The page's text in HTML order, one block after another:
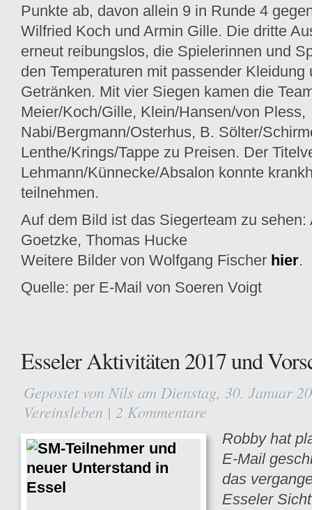
Punkte ab, davon allein 9 in Runde 4
Wilfried Koch und Armin Gille. Die dritte
erneut reibungslos, die Spielerinnen und
den Temperaturen mit passender Kleidung
Getränken. Mit vier Siegen kamen die
Meier/Koch/Gille, Klein/Hansen/von Pless,
Nabi/Bergmann/Osterhus, B. Sölter/
Lenthe/Krings/Tappe zu Preisen. Der
Lehmann/Künnecke/Absalon konnte
teilnehmen.
Auf dem Bild ist das Siegerteam zu sehen:
Goetzke, Thomas Hucke
Weitere Bilder von Wolfgang Fischer hier.
Quelle: per E-Mail von Soeren Voigt
Esseler Aktivitäten 2017 und
Gepostet von Nils am Dienstag, 30. Januar
Vereinsleben | 2 Kommentare
Robby hat
E-Mail
das
Esseler